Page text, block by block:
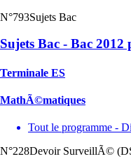
N°793Sujets Bac
Sujets Bac - Bac
Terminale ES
MathÃ©matiques
Tout le programme -
N°228Devoir SurveillÃ©